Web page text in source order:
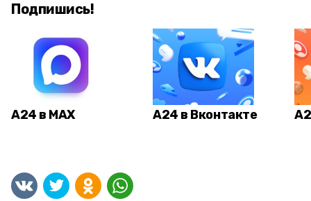
Подпишись!
А24 в MAX А24 в Вконтакте